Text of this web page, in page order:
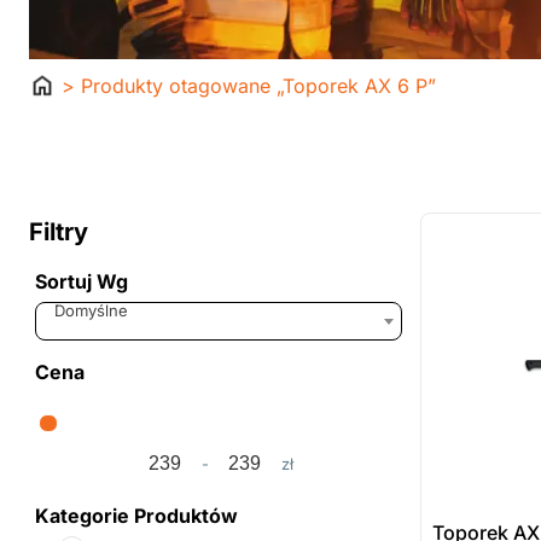
Strona> Produkty otagowane „Toporek AX 6 P”
Filtry
Sortuj Wg
Sort Products
Domyślne
Cena
Minimum Price
- Maximum Price
zł
Kategorie Produktów
Toporek